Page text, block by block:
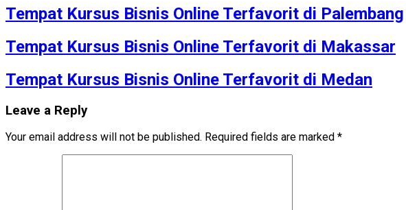
Tempat Kursus Bisnis Online Terfavorit di Palembang
Tempat Kursus Bisnis Online Terfavorit di Makassar
Tempat Kursus Bisnis Online Terfavorit di Medan
Leave a Reply
Your email address will not be published. Required fields are marked *